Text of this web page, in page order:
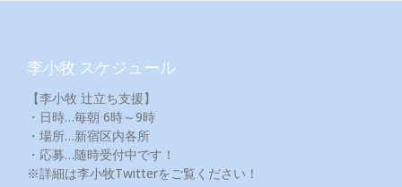
李小牧 スケジュール
【李小牧 辻立ち支援】
・日時…毎朝 6時～9時
・場所…新宿区内各所
・応募…随時受付中です！
※詳細は李小牧Twitterをご覧ください！